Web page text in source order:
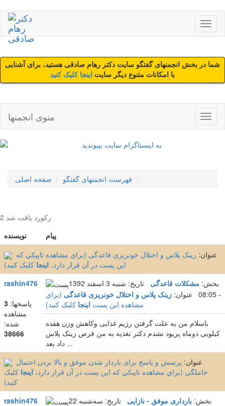
شما در بخش انجمنهای گفتگو سایت دکتر رهام صادقی هستید، برای آشنایی
با امکانات متنوع دیگر سایت اینجا کلیک کنید
منوی انجمنها
صفحه اصلی فهرست انجمنهای گفتگو
2 رکورد یافت شد
نویسنده
پیام
عنوان: زینک پلاس و اختلال خونریزی قاعدگی (براي مشاهده تاپيکي که
اين پست در آن قرار دارد، اينجا کليک کنيد)
rashin476
پاسخها: 3
مشاهده
شده:
38666
بخش: مشکلات قاعدگی
تاریخ: شنبه 3 اسفند 1392
- 08:05 عنوان:
زینک پلاس و اختلال خونریزی قاعدگی (براي
مشاهده اين پست اينجا کليک کنيد)
باسلام من به علت گرفتن رژیم غذایی وکاهش وزن هفده
کیلویی دوماه پریود نشدم دکتر تغذیه به من قرص زینک پلاس
داد بعد ...
عنوان: پرسش و پاسخ برای باردار شدن موفق و بالا بردن احتمال
حاملگی (براي مشاهده تاپيکي که اين پست در آن قرار دارد، اينجا کليک
کنيد)
rashin476
بخش: بارداری موفق - نازایی
تاریخ: سه‌شنبه 22